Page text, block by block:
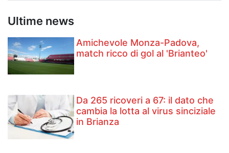
Ultime news
Amichevole Monza-Padova,
match ricco di gol al 'Brianteo'
Da 265 ricoveri a 67: il dato che
cambia la lotta al virus sinciziale
in Brianza